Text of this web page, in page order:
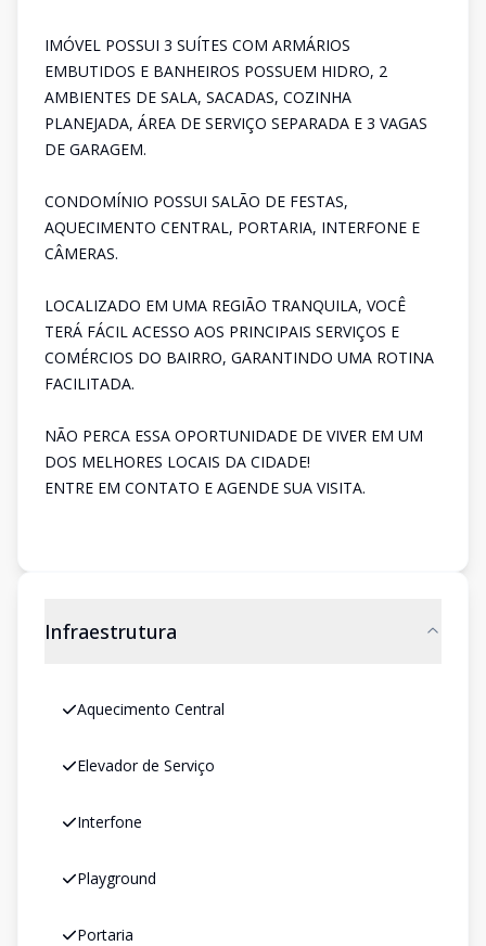
IMÓVEL POSSUI 3 SUÍTES COM ARMÁRIOS
EMBUTIDOS E BANHEIROS POSSUEM HIDRO, 2
AMBIENTES DE SALA, SACADAS, COZINHA
PLANEJADA, ÁREA DE SERVIÇO SEPARADA E 3 VAGAS
DE GARAGEM.
CONDOMÍNIO POSSUI SALÃO DE FESTAS,
AQUECIMENTO CENTRAL, PORTARIA, INTERFONE E
CÂMERAS.
LOCALIZADO EM UMA REGIÃO TRANQUILA, VOCÊ
TERÁ FÁCIL ACESSO AOS PRINCIPAIS SERVIÇOS E
COMÉRCIOS DO BAIRRO, GARANTINDO UMA ROTINA
FACILITADA.
NÃO PERCA ESSA OPORTUNIDADE DE VIVER EM UM
DOS MELHORES LOCAIS DA CIDADE!
ENTRE EM CONTATO E AGENDE SUA VISITA.
Infraestrutura
Aquecimento Central
Elevador de Serviço
Interfone
Playground
Portaria